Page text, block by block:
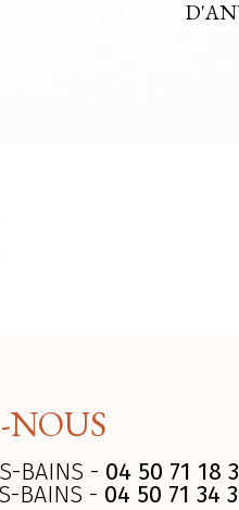
BAINS - 04 50 71 18
BAINS - 04 50 71 34